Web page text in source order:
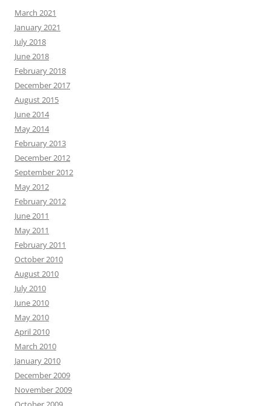
March 2021
January 2021
July 2018
June 2018
February 2018
December 2017
August 2015
June 2014
May 2014
February 2013
December 2012
September 2012
May 2012
February 2012
June 2011
May 2011
February 2011
October 2010
August 2010
July 2010
June 2010
May 2010
April 2010
March 2010
January 2010
December 2009
November 2009